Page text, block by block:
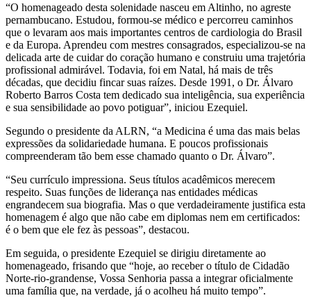
“O homenageado desta solenidade nasceu em Altinho, no agreste
pernambucano. Estudou, formou-se médico e percorreu caminhos
que o levaram aos mais importantes centros de cardiologia do Brasil
e da Europa. Aprendeu com mestres consagrados, especializou-se na
delicada arte de cuidar do coração humano e construiu uma trajetória
profissional admirável. Todavia, foi em Natal, há mais de três
décadas, que decidiu fincar suas raízes. Desde 1991, o Dr. Álvaro
Roberto Barros Costa tem dedicado sua inteligência, sua experiência
e sua sensibilidade ao povo potiguar”, iniciou Ezequiel.
Segundo o presidente da ALRN, “a Medicina é uma das mais belas
expressões da solidariedade humana. E poucos profissionais
compreenderam tão bem esse chamado quanto o Dr. Álvaro”.
“Seu currículo impressiona. Seus títulos acadêmicos merecem
respeito. Suas funções de liderança nas entidades médicas
engrandecem sua biografia. Mas o que verdadeiramente justifica esta
homenagem é algo que não cabe em diplomas nem em certificados:
é o bem que ele fez às pessoas”, destacou.
Em seguida, o presidente Ezequiel se dirigiu diretamente ao
homenageado, frisando que “hoje, ao receber o título de Cidadão
Norte-rio-grandense, Vossa Senhoria passa a integrar oficialmente
uma família que, na verdade, já o acolheu há muito tempo”.